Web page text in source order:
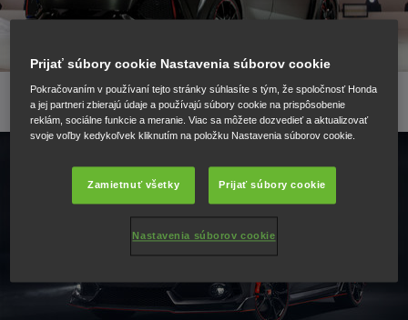
Prijať súbory cookie Nastavenia súborov cookie
Pokračovaním v používaní tejto stránky súhlasíte s tým, že spoločnosť Honda
a jej partneri zbierajú údaje a používajú súbory cookie na prispôsobenie
reklám, sociálne funkcie a meranie. Viac sa môžete dozvedieť a aktualizovať
svoje voľby kedykoľvek kliknutím na položku Nastavenia súborov cookie.
Zamietnuť všetky Prijať súbory cookie
Nastavenia súborov cookie